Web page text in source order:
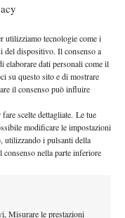
utilizziamo tecnologie come i
del dispositivo. Il consenso a
elaborare dati personali come il
su questo sito e di mostrare
il consenso può influire
scelte dettagliate. Le tue
modificare le impostazioni
utilizzando i pulsanti della
nella parte inferiore
Misurare le prestazioni
Aires ha preso un
ha iniziato a
set è stato
per Ceck, forte
perfettamente in
è arrivato il
Cecchinato un po’
giunto al